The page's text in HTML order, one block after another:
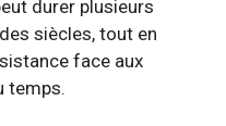
durer plusieurs
siècles, tout en
face aux
temps.